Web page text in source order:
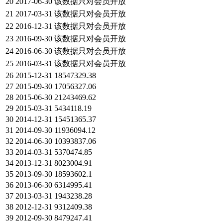
21 2017-03-31 该数据只对会员开放
22 2016-12-31 该数据只对会员开放
23 2016-09-30 该数据只对会员开放
24 2016-06-30 该数据只对会员开放
25 2016-03-31 该数据只对会员开放
26 2015-12-31 18547329.38
27 2015-09-30 17056327.06
28 2015-06-30 21243469.62
29 2015-03-31 5434118.19
30 2014-12-31 15451365.37
31 2014-09-30 11936094.12
32 2014-06-30 10393837.06
33 2014-03-31 5370474.85
34 2013-12-31 8023004.91
35 2013-09-30 18593602.1
36 2013-06-30 6314995.41
37 2013-03-31 1943238.28
38 2012-12-31 9312409.38
39 2012-09-30 8479247.41